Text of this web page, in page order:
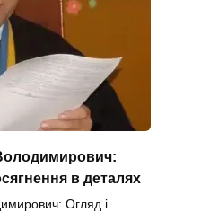
в деталях
Огляд і